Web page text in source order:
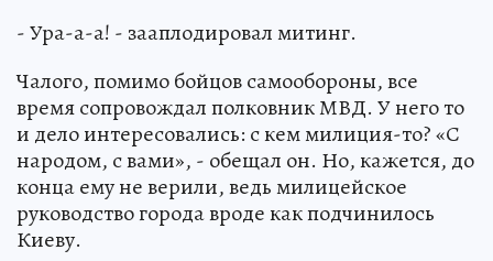
- Ура-а-а! - зааплодировал митинг.
Чалого, помимо бойцов самообороны, все
время сопровождал полковник МВД. У него то
и дело интересовались: с кем милиция-то? «С
народом, с вами», - обещал он. Но, кажется, до
конца ему не верили, ведь милицейское
руководство города вроде как подчинилось
Киеву.